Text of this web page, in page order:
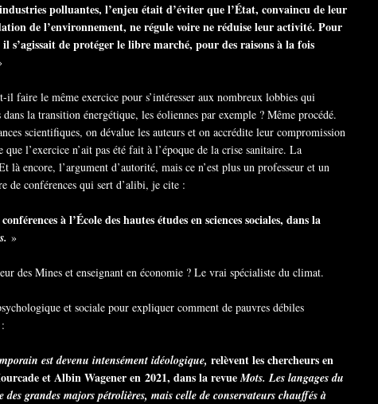
polluantes, l’enjeu était d’éviter que l’État, convaincu de leur
de l’environnement, ne régule voire ne réduise leur activité. Pour
s’agissait de protéger le libre marché, pour des raisons à la fois
faire le même exercice pour s’intéresser aux nombreux lobbies qui
la transition énergétique, les éoliennes par exemple ? Même procédé.
scientifiques, on dévalue les auteurs et on accrédite leur compromission
l’exercice n’ait pas été fait à l’époque de la crise sanitaire. La
là encore, l’argument d’autorité, mais ce n’est plus un professeur et un
de conférences qui sert d’alibi, je cite :
à l’École des hautes études en sciences sociales, dans la
»
des Mines et enseignant en économie ? Le vrai spécialiste du climat.
et sociale pour expliquer comment de pauvres débiles
est devenu intensément idéologique, relèvent les chercheurs en
et Albin Wagener en 2021, dans la revueMots. Les langages du
grandes majors pétrolières, mais celle de conservateurs chauffés à